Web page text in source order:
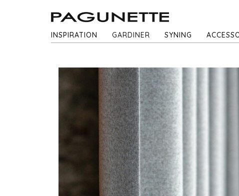
INSPIRATION GARDINER SYNING